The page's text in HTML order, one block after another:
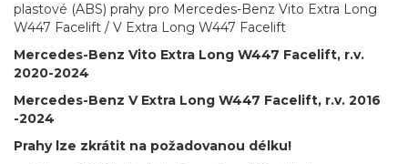
plastové (ABS) prahy pro Mercedes-Benz Vito Extra Long
W447 Facelift / V Extra Long W447 Facelift
Mercedes-Benz Vito Extra Long W447 Facelift, r.v.
2020-2024
Mercedes-Benz V Extra Long W447 Facelift, r.v. 2016
-2024
Prahy lze zkrátit na požadovanou délku!